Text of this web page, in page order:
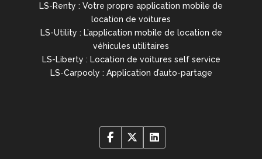
LS-Renty : Votre propre application mobile de
location de voitures
LS-Utility : L’application mobile de location de
véhicules utilitaires
LS-Liberty : Location de voitures self service
LS-Carpooly : Application d’auto-partage